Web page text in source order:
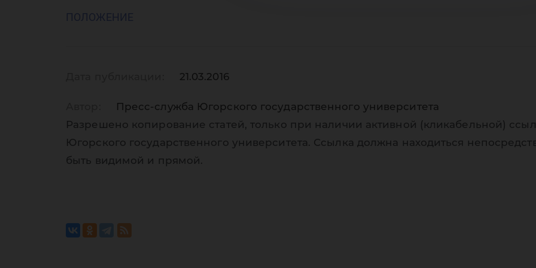
ПОЛОЖЕНИЕ
21.03.2016
Пресс-служба Югорского государственного университета
Разрешено копирование статей, только при наличии активной (кликабельной)
Югорского государственного университета. Ссылка должна находиться
быть видимой и прямой.